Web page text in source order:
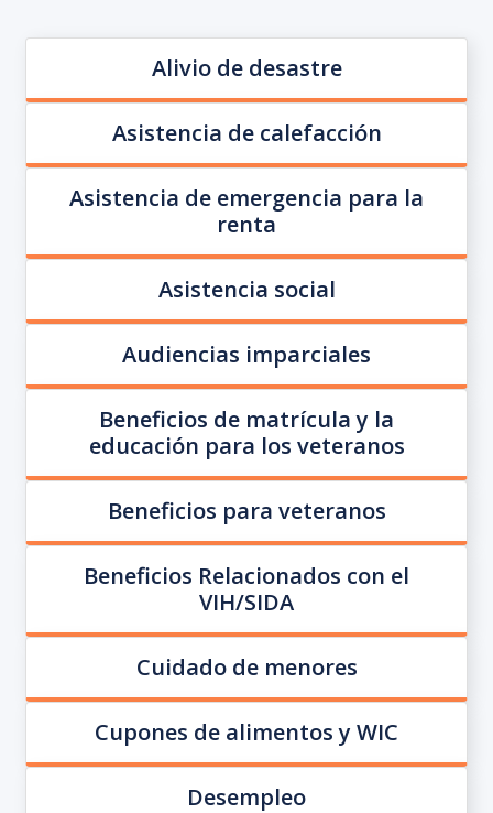
Alivio de desastre
Asistencia de calefacción
Asistencia de emergencia para la
renta
Asistencia social
Audiencias imparciales
Beneficios de matrícula y la
educación para los veteranos
Beneficios para veteranos
Beneficios Relacionados con el
VIH/SIDA
Cuidado de menores
Cupones de alimentos y WIC
Desempleo